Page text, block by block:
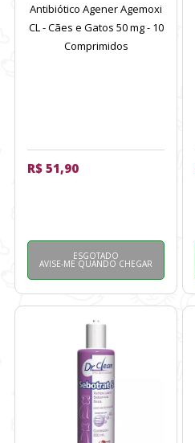
Antibiótico Agener Agemoxi
CL - Cães e Gatos 50 mg - 10
Comprimidos
R$ 51,90
ESGOTADO
AVISE-ME QUANDO CHEGAR